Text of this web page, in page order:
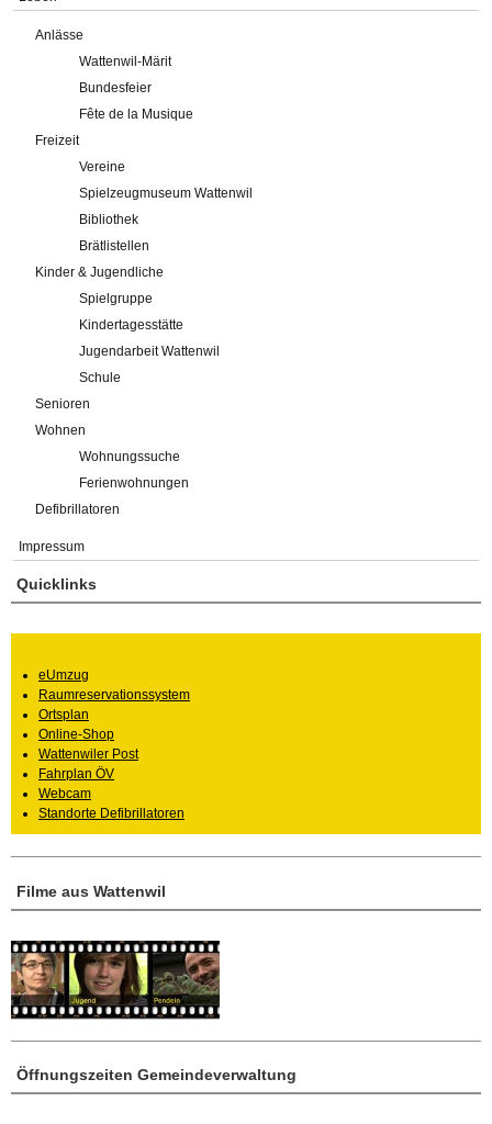
Anlässe
Wattenwil-Märit
Bundesfeier
Fête de la Musique
Freizeit
Vereine
Spielzeugmuseum Wattenwil
Bibliothek
Brätlistellen
Kinder & Jugendliche
Spielgruppe
Kindertagesstätte
Jugendarbeit Wattenwil
Schule
Senioren
Wohnen
Wohnungssuche
Ferienwohnungen
Defibrillatoren
Impressum
Öffnungszeiten Gemeindeverwaltung
Filme aus Wattenwil
Quicklinks
eUmzug
Raumreservationssystem
Ortsplan
Online-Shop
Wattenwiler Post
Fahrplan ÖV
Webcam
Standorte Defibrillatoren